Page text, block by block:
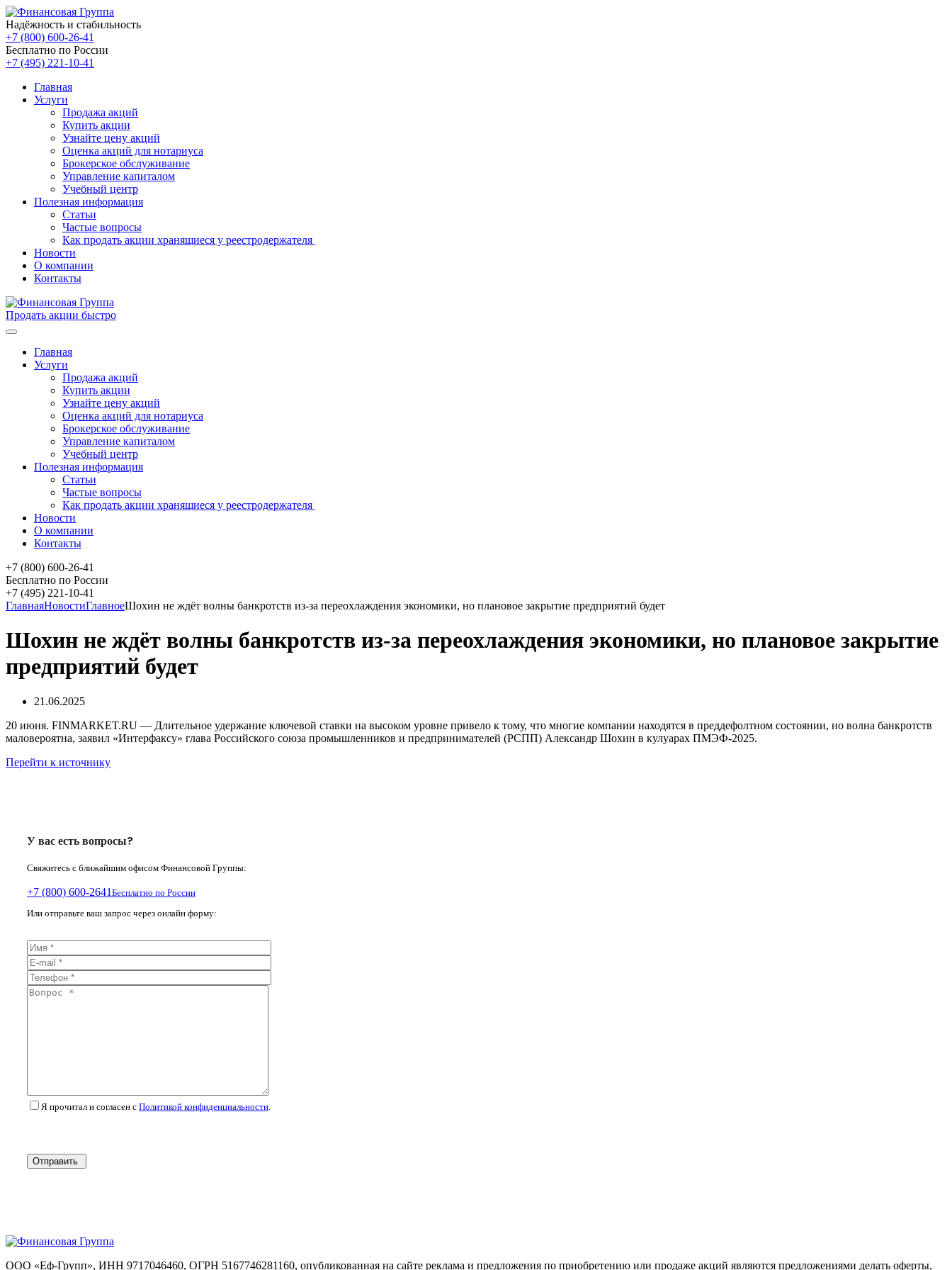
Надёжность и стабильность
+7 (800) 600-26-41
Бесплатно по России
+7 (495) 221-10-41
Главная
Услуги
Продажа акций
Купить акции
Узнайте цену акций
Оценка акций для нотариуса
Брокерское обслуживание
Управление капиталом
Учебный центр
Полезная информация
Статьи
Частые вопросы
Как продать акции хранящиеся у реестродержателя
Новости
О компании
Контакты
Продать акции быстро
Главная
Услуги
Продажа акций
Купить акции
Узнайте цену акций
Оценка акций для нотариуса
Брокерское обслуживание
Управление капиталом
Учебный центр
Полезная информация
Статьи
Частые вопросы
Как продать акции хранящиеся у реестродержателя
Новости
О компании
Контакты
+7 (800) 600-26-41
Бесплатно по России
+7 (495) 221-10-41
ГлавнаяНовостиГлавноеШохин не ждёт волны банкротств из-за переохлаждения экономики, но плановое закрытие предприятий будет
Шохин не ждёт волны банкротств из-за переохлаждения экономики, но плановое закрытие
предприятий будет
21.06.2025
20 июня. FINMARKET.RU — Длительное удержание ключевой ставки на высоком уровне привело к тому, что многие компании находятся в преддефолтном состоянии, но волна банкротств
маловероятна, заявил «Интерфаксу» глава Российского союза промышленников и предпринимателей (РСПП) Александр Шохин в кулуарах ПМЭФ-2025.
Перейти к источнику
У вас есть вопросы?
Свяжитесь с ближайшим офисом Финансовой Группы:
+7 (800) 600-2641 Бесплатно по России
Или отправьте ваш запрос через онлайн форму:
Я прочитал и согласен с Политикой конфиденциальности
Отправить
ООО «Еф-Групп», ИНН 9717046460, ОГРН 5167746281160, опубликованная на сайте реклама и предложения по приобретению или продаже акций являются предложениями делать оферты,